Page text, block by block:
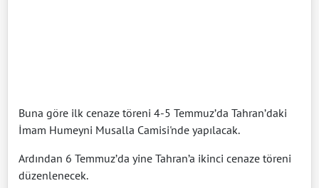
Buna göre ilk cenaze töreni 4-5 Temmuz’da Tahran’daki
İmam Humeyni Musalla Camisi'nde yapılacak.
Ardından 6 Temmuz’da yine Tahran’a ikinci cenaze töreni
düzenlenecek.